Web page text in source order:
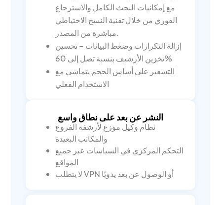
مع إمكانيات البحث الكامل والاسترجاع
الفوري من خلال تقنية النسخ الاحتياطي
مباشرة من المصدر.
إزالة التكرارات وضغط البيانات – تحسين
تخزين الأرشيف بنسبة تصل إلى 60%
التسعير على أساس الحجم يتماشى مع
الاستخدام الفعلي
النشر عن بعد على نطاق واسع
نظام وكيل موزع لأرشفة الفروع
والمكاتب البعيدة
التحكم المركزي في السياسات عبر جميع
المواقع
لا يتطلب VPN أو الوصول عن بعد يدويًا